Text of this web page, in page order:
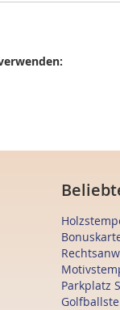
Parkplatz